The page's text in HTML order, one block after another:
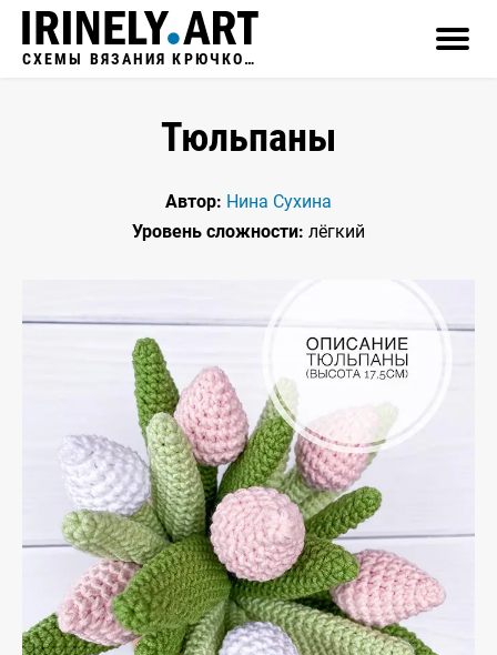
СХЕМЫ ВЯЗАНИЯ КРЮЧКОМ
Тюльпаны
Автор: Нина Сухина
Уровень сложности: лёгкий